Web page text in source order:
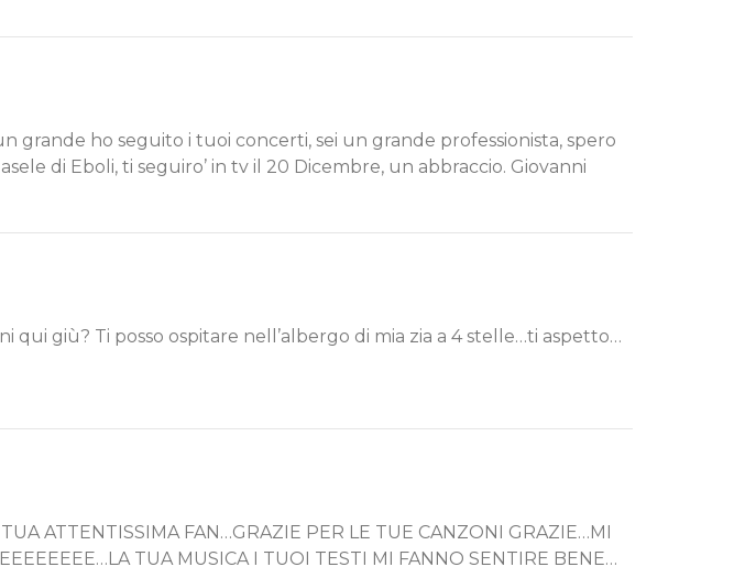
grande ho seguito i tuoi concerti, sei un grande professionista, spero
di Eboli, ti seguiro’ in tv il 20 Dicembre, un abbraccio. Giovanni
giù? Ti posso ospitare nell’albergo di mia zia a 4 stelle…ti aspetto…
ATTENTISSIMA FAN…GRAZIE PER LE TUE CANZONI GRAZIE…MI
TUA MUSICA I TUOI TESTI MI FANNO SENTIRE BENE…